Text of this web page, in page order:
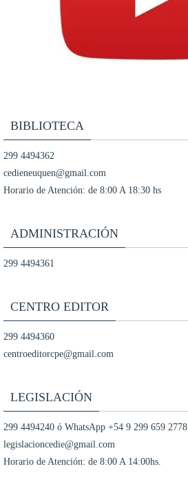
BIBLIOTECA
299 4494362
cedieneuquen@gmail.com
Horario de Atención: de 8:00 A 18:30 hs
ADMINISTRACIÓN
299 4494361
CENTRO EDITOR
299 4494360
centroeditorcpe@gmail.com
LEGISLACIÓN
299 4494240 ó WhatsApp +54 9 299 659 2778
legislacioncedie@gmail.com
Horario de Atención: de 8:00 A 14:00hs.